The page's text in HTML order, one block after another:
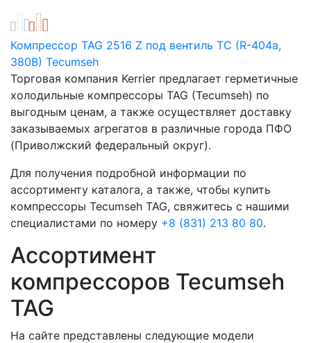
Компрессор TAG 2516 Z под вентиль ТС (R-404a,
380В) Tecumseh
Торговая компания Kerrier предлагает герметичные
холодильные компрессоры TAG (Tecumseh) по
выгодным ценам, а также осуществляет доставку
заказываемых агрегатов в различные города ПФО
(Приволжский федеральный округ).
Для получения подробной информации по
ассортименту каталога, а также, чтобы купить
компрессоры Tecumseh TAG, свяжитесь с нашими
специалистами по номеру +8 (831) 213 80 80.
Ассортимент
компрессоров Tecumseh
TAG
На сайте представлены следующие модели